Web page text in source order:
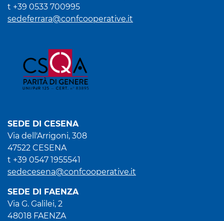
t +39 0533 700995
sedeferrara@confcooperative.it
SEDE DI CESENA
Via dell'Arrigoni, 308
47522 CESENA
t +39 0547 1955541
sedecesena@confcooperative.it
SEDE DI FAENZA
Via G. Galilei, 2
48018 FAENZA